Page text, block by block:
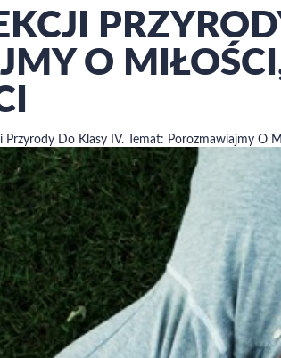
O
Przyrody Do Klasy IV. Temat: Porozmawiajmy O